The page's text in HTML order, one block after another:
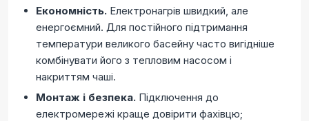
Економність. Електронагрів швидкий, але
енергоємний. Для постійного підтримання
температури великого басейну часто вигідніше
комбінувати його з тепловим насосом і
накриттям чаші.
Монтаж і безпека. Підключення до
електромережі краще довірити фахівцю;